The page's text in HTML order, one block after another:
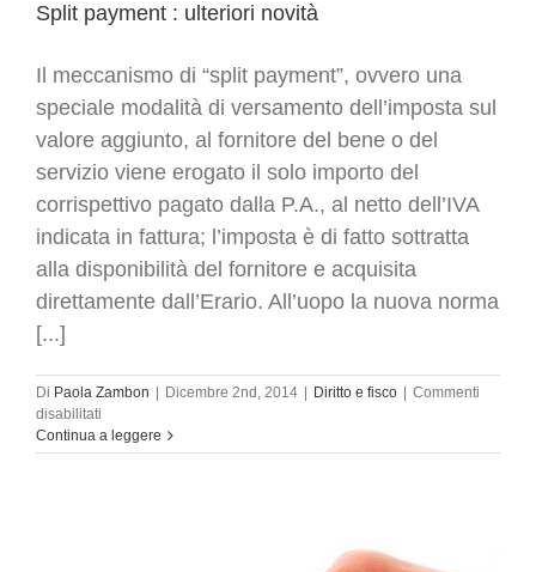
Split payment : ulteriori novità
Il meccanismo di “split payment”, ovvero una
speciale modalità di versamento dell’imposta sul
valore aggiunto, al fornitore del bene o del
servizio viene erogato il solo importo del
corrispettivo pagato dalla P.A., al netto dell’IVA
indicata in fattura; l’imposta è di fatto sottratta
alla disponibilità del fornitore e acquisita
direttamente dall’Erario. All’uopo la nuova norma
[...]
Di Paola Zambon Dicembre 2nd, 2014 Diritto e fisco
Commenti
disabilitati
Split
payment
Continua a leggere